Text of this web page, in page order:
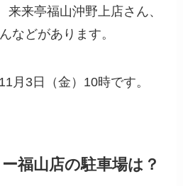
来来亭福山沖野上店さん、
などがあります。
月3日（金）10時です。
福山店の駐車場は？